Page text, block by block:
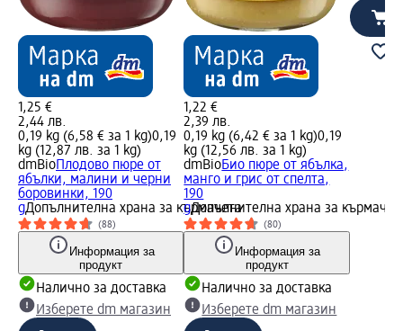
1,25 €
2,44 лв.
0,19 kg (6,58 € за 1 kg)0,19
kg (12,87 лв. за 1 kg)
dmBio Плодово пюре от
ябълки, малини и черни
боровинки, 190
gДопълнителна храна за кърмачета
(88)
Информация за
продукт
Налично за доставка
Изберете dm магазин
1,22 €
2,39 лв.
0,19 kg (6,42 € за 1 kg)0,19
kg (12,56 лв. за 1 kg)
dmBioБио пюре от ябълкa,
манго и грис от спелта,
190
gДопълнителна храна за
(80)
Информация за
продукт
Налично за доставка
Изберете dm магазин